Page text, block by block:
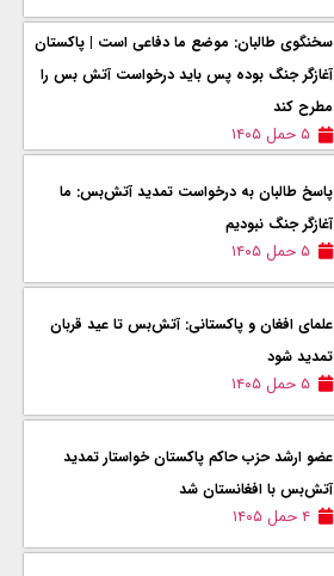
سخنگوی طالبان: موضع ما دفاعی است | پاکستان
آغازگر جنگ بوده پس باید درخواست آتش بس را
مطرح کند
۵ حمل ۱۴۰۵
پاسخ طالبان به درخواست تمدید آتش‌بس: ما
آغازگر جنگ نبودیم
۵ حمل ۱۴۰۵
علمای افغان و پاکستانی: آتش‌بس تا عيد قربان
تمدید شود
۵ حمل ۱۴۰۵
عضو ارشد حزب حاکم پاکستان خواستار تمدید
آتش‌بس با افغانستان شد
۴ حمل ۱۴۰۵